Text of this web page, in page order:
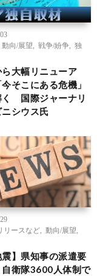
動向/展望 戦争/紛争
独
ら大幅リニューア
そこにある危機」
く 国際ジャーナリ
シウス氏
リースなど
動向/展望
震】県知事の派遣要
衛隊3600人体制で